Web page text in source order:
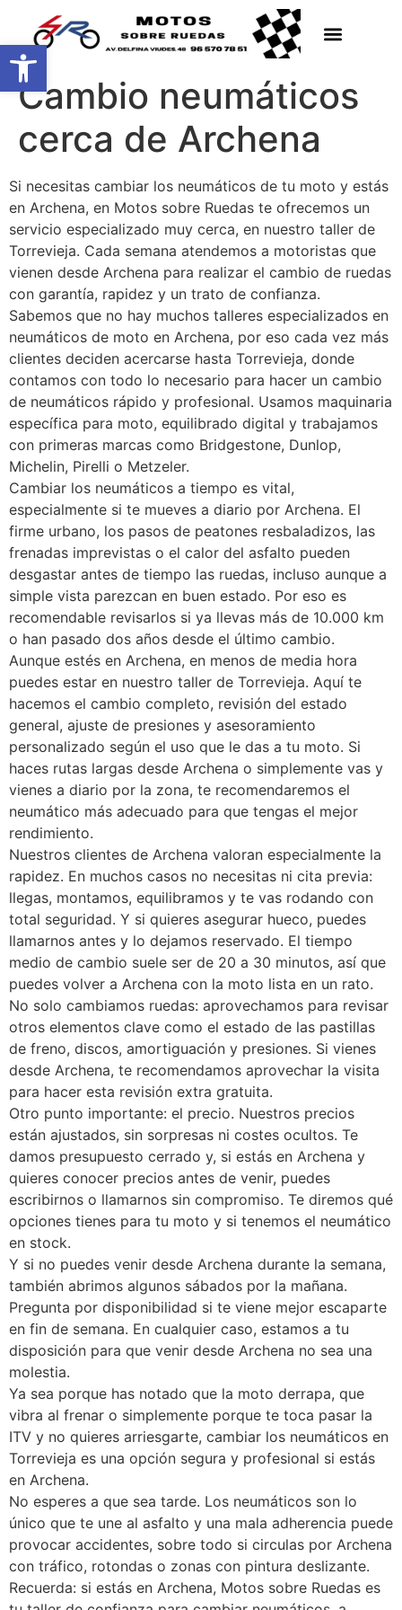
Abrir barra de herramientas
Cambio neumáticos
cerca de Archena
Si necesitas cambiar los neumáticos de tu moto y estás
en Archena, en Motos sobre Ruedas te ofrecemos un
servicio especializado muy cerca, en nuestro taller de
Torrevieja. Cada semana atendemos a motoristas que
vienen desde Archena para realizar el cambio de ruedas
con garantía, rapidez y un trato de confianza.
Sabemos que no hay muchos talleres especializados en
neumáticos de moto en Archena, por eso cada vez más
clientes deciden acercarse hasta Torrevieja, donde
contamos con todo lo necesario para hacer un cambio
de neumáticos rápido y profesional. Usamos maquinaria
específica para moto, equilibrado digital y trabajamos
con primeras marcas como Bridgestone, Dunlop,
Michelin, Pirelli o Metzeler.
Cambiar los neumáticos a tiempo es vital,
especialmente si te mueves a diario por Archena. El
firme urbano, los pasos de peatones resbaladizos, las
frenadas imprevistas o el calor del asfalto pueden
desgastar antes de tiempo las ruedas, incluso aunque a
simple vista parezcan en buen estado. Por eso es
recomendable revisarlos si ya llevas más de 10.000 km
o han pasado dos años desde el último cambio.
Aunque estés en Archena, en menos de media hora
puedes estar en nuestro taller de Torrevieja. Aquí te
hacemos el cambio completo, revisión del estado
general, ajuste de presiones y asesoramiento
personalizado según el uso que le das a tu moto. Si
haces rutas largas desde Archena o simplemente vas y
vienes a diario por la zona, te recomendaremos el
neumático más adecuado para que tengas el mejor
rendimiento.
Nuestros clientes de Archena valoran especialmente la
rapidez. En muchos casos no necesitas ni cita previa:
llegas, montamos, equilibramos y te vas rodando con
total seguridad. Y si quieres asegurar hueco, puedes
llamarnos antes y lo dejamos reservado. El tiempo
medio de cambio suele ser de 20 a 30 minutos, así que
puedes volver a Archena con la moto lista en un rato.
No solo cambiamos ruedas: aprovechamos para revisar
otros elementos clave como el estado de las pastillas
de freno, discos, amortiguación y presiones. Si vienes
desde Archena, te recomendamos aprovechar la visita
para hacer esta revisión extra gratuita.
Otro punto importante: el precio. Nuestros precios
están ajustados, sin sorpresas ni costes ocultos. Te
damos presupuesto cerrado y, si estás en Archena y
quieres conocer precios antes de venir, puedes
escribirnos o llamarnos sin compromiso. Te diremos qué
opciones tienes para tu moto y si tenemos el neumático
en stock.
Y si no puedes venir desde Archena durante la semana,
también abrimos algunos sábados por la mañana.
Pregunta por disponibilidad si te viene mejor escaparte
en fin de semana. En cualquier caso, estamos a tu
disposición para que venir desde Archena no sea una
molestia.
Ya sea porque has notado que la moto derrapa, que
vibra al frenar o simplemente porque te toca pasar la
ITV y no quieres arriesgarte, cambiar los neumáticos en
Torrevieja es una opción segura y profesional si estás
en Archena.
No esperes a que sea tarde. Los neumáticos son lo
único que te une al asfalto y una mala adherencia puede
provocar accidentes, sobre todo si circulas por Archena
con tráfico, rotondas o zonas con pintura deslizante.
Recuerda: si estás en Archena, Motos sobre Ruedas es